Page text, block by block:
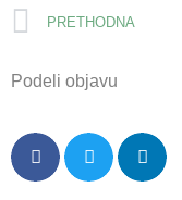
PRETHODNA
Podeli objavu